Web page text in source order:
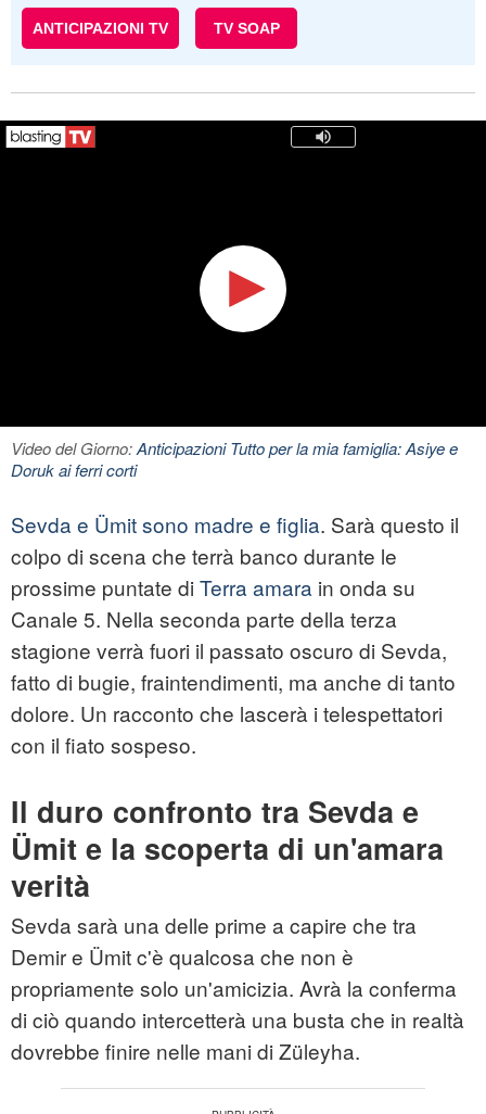
ANTICIPAZIONI TV TV SOAP
Video del Giorno:Anticipazioni Tutto per la mia famiglia: Asiye e
Doruk ai ferri corti
Sevda e Ümit sono madre e figlia. Sarà questo il
colpo di scena che terrà banco durante le
prossime puntate di Terra amara in onda su
Canale 5. Nella seconda parte della terza
stagione verrà fuori il passato oscuro di Sevda,
fatto di bugie, fraintendimenti, ma anche di tanto
dolore. Un racconto che lascerà i telespettatori
con il fiato sospeso.
Il duro confronto tra Sevda e
Ümit e la scoperta di un'amara
verità
Sevda sarà una delle prime a capire che tra
Demir e Ümit c'è qualcosa che non è
propriamente solo un'amicizia. Avrà la conferma
di ciò quando intercetterà una busta che in realtà
dovrebbe finire nelle mani di Züleyha.